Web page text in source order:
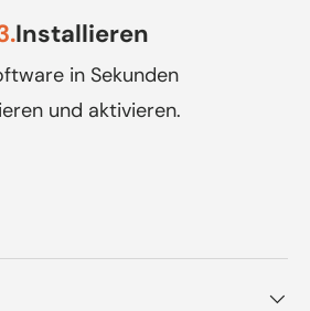
Installieren
in Sekunden
und aktivieren.